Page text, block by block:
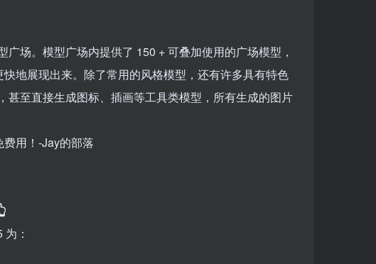
场。模型广场内提供了 150 + 可叠加使用的广场模型，
地展现出来。除了常用的风格模型，还有许多具有特色
至直接生成图标、插画等工具类模型，所有生成的图片
：